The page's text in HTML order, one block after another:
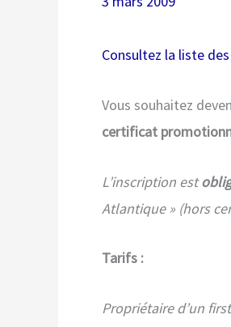
Consultez la liste
Vous souhaitez
certificat
L’inscription est
Atlantique » (hors
Tarifs :
Propriétaire d’un